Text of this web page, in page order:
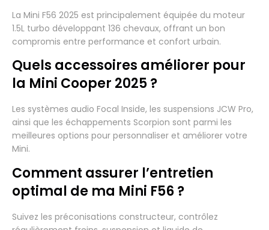
La Mini F56 2025 est principalement équipée du moteur
1.5L turbo développant 136 chevaux, offrant un bon
compromis entre performance et confort urbain.
Quels accessoires améliorer pour
la Mini Cooper 2025 ?
Les systèmes audio Focal Inside, les suspensions JCW Pro,
ainsi que les échappements Scorpion sont parmi les
meilleures options pour personnaliser et améliorer votre
Mini.
Comment assurer l’entretien
optimal de ma Mini F56 ?
Suivez les préconisations constructeur, contrôlez